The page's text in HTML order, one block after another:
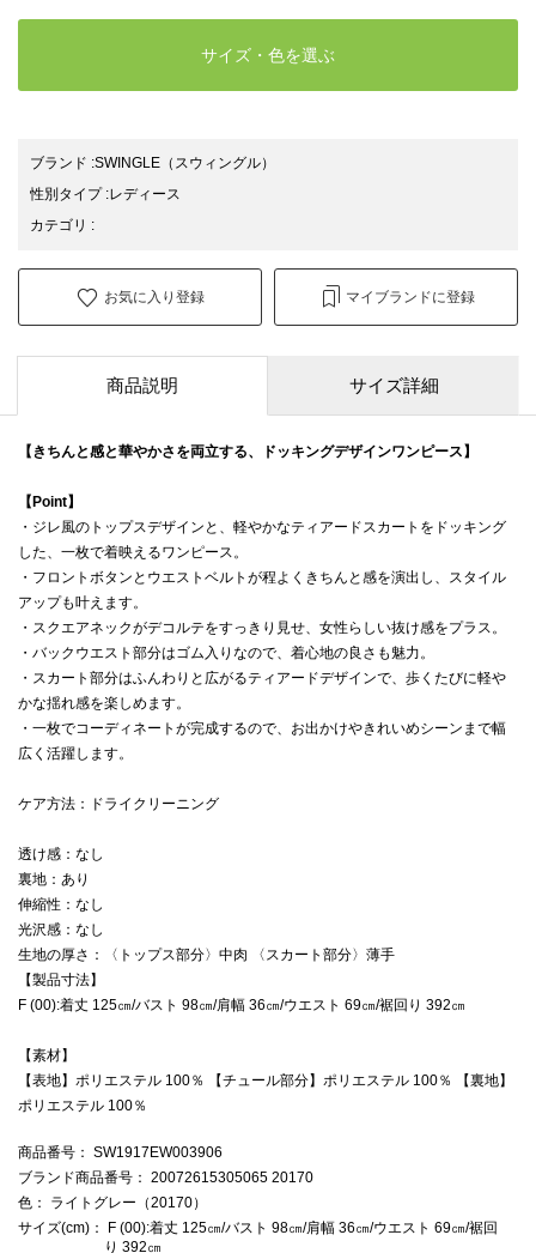
サイズ・色を選ぶ
ブランド :SWINGLE （スウィングル）
性別タイプ:レディース
カテゴリ :
お気に入り登録 マイブランドに登録
商品説明 サイズ詳細
【きちんと感と華やかさを両立する、ドッキングデザインワンピース】
【Point】
・ジレ風のトップスデザインと、軽やかなティアードスカートをドッキング
した、一枚で着映えるワンピース。
・フロントボタンとウエストベルトが程よくきちんと感を演出し、スタイル
アップも叶えます。
・スクエアネックがデコルテをすっきり見せ、女性らしい抜け感をプラス。
・バックウエスト部分はゴム入りなので、着心地の良さも魅力。
・スカート部分はふんわりと広がるティアードデザインで、歩くたびに軽や
かな揺れ感を楽しめます。
・一枚でコーディネートが完成するので、お出かけやきれいめシーンまで幅
広く活躍します。
ケア方法：ドライクリーニング
透け感：なし
裏地：あり
伸縮性：なし
光沢感：なし
生地の厚さ：〈トップス部分〉中肉 〈スカート部分〉薄手
【製品寸法】
F (00):着丈 125㎝/バスト 98㎝/肩幅 36㎝/ウエスト 69㎝/裾回り 392㎝
【素材】
【表地】ポリエステル 100％ 【チュール部分】ポリエステル 100％ 【裏地】
ポリエステル 100％
商品番号 ： SW1917EW003906
ブランド商品番号 ： 20072615305065 20170
色 ： ライトグレー（20170）
サイズ(cm) ： F (00):着丈 125㎝/バスト 98㎝/肩幅 36㎝/ウエスト 69㎝/裾回
り 392㎝